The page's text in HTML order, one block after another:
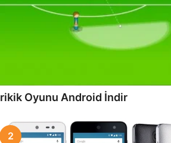
Oyunu Android İndir
2